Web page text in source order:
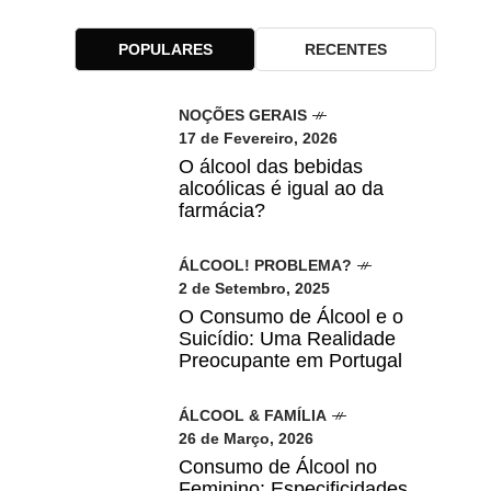
POPULARES RECENTES
NOÇÕES GERAIS
17 de Fevereiro, 2026
O álcool das bebidas
alcoólicas é igual ao da
farmácia?
ÁLCOOL! PROBLEMA?
2 de Setembro, 2025
O Consumo de Álcool e o
Suicídio: Uma Realidade
Preocupante em Portugal
ÁLCOOL & FAMÍLIA
26 de Março, 2026
Consumo de Álcool no